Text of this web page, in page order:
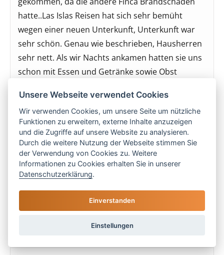
hatte..Las Islas Reisen hat sich sehr bemüht
wegen einer neuen Unterkunft, Unterkunft war
sehr schön. Genau wie beschrieben, Hausherren
sehr nett. Als wir Nachts ankamen hatten sie uns
schon mit Essen und Getränke sowie Obst
Urlaub, Top.
Familie Thomas St., Ronneburg
5 Sterne
Das Grundstück und das Haus machten einen
sehr gepflegten Eindruck.
Unsere Webseite verwendet Cookies
Wir verwenden Cookies, um unsere Seite um nützliche
Funktionen zu erweitern, externe Inhalte anzuzeigen
und die Zugriffe auf unsere Website zu analysieren.
Durch die weitere Nutzung der Webseite stimmen Sie
der Verwendung von Cookies zu. Weitere
Informationen zu Cookies erhalten Sie in unserer
Datenschutzerklärung.
Einverstanden
Einstellungen